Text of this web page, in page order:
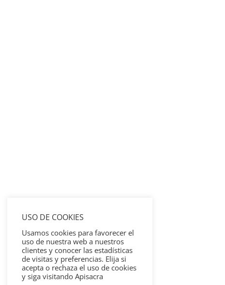
USO DE COOKIES
Usamos cookies para favorecer el
uso de nuestra web a nuestros
clientes y conocer las estadísticas
de visitas y preferencias. Elija si
acepta o rechaza el uso de cookies
y siga visitando Apisacra